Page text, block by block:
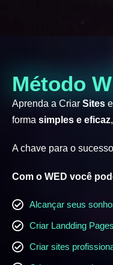
Método
Aprenda a Criar Sites e
forma simples e eficaz
A chave para o
Com o WED você
Alcançar seus
Criar Landding
Criar sites